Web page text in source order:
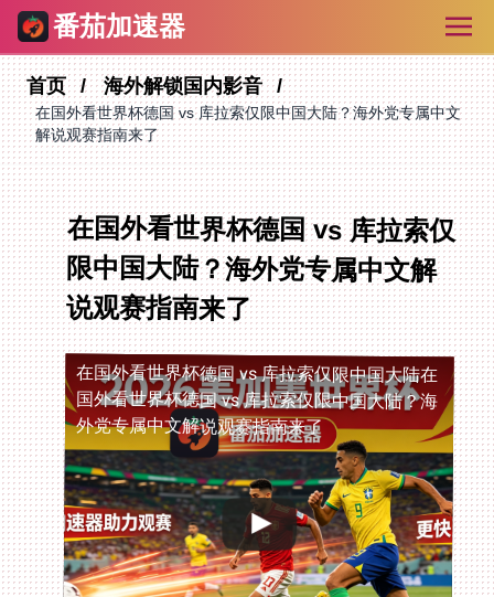
番茄加速器
首页 海外解锁国内影音
在国外看世界杯德国 vs 库拉索仅限中国大陆？海外党专属中文
解说观赛指南来了
在国外看世界杯德国 vs 库拉索仅
限中国大陆？海外党专属中文解
说观赛指南来了
在国外看世界杯德国 vs 库拉索仅限中国大陆在
国外看世界杯德国 vs 库拉索仅限中国大陆？海
外党专属中文解说观赛指南来了